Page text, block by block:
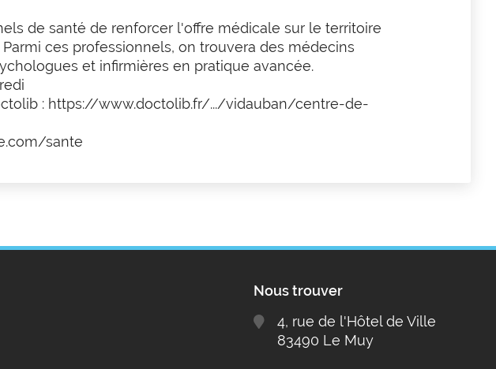
de santé de renforcer l'offre médicale sur le territoire
ces professionnels, on trouvera des médecins
et infirmières en pratique avancée.
: https://www.doctolib.fr/.../vidauban/centre-de-
sante
Nous trouver
4, rue de l'Hôtel de Ville
83490 Le Muy